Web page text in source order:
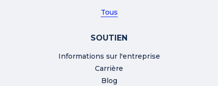
Tous
SOUTIEN
Informations sur l'entreprise
Carrière
Blog